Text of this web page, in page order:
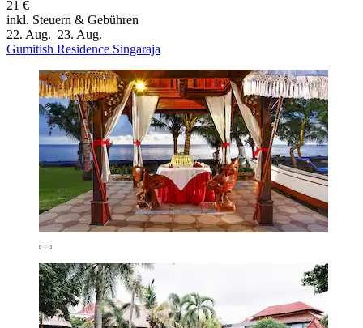
21 €
inkl. Steuern & Gebühren
22. Aug.–23. Aug.
Gumitish Residence Singaraja